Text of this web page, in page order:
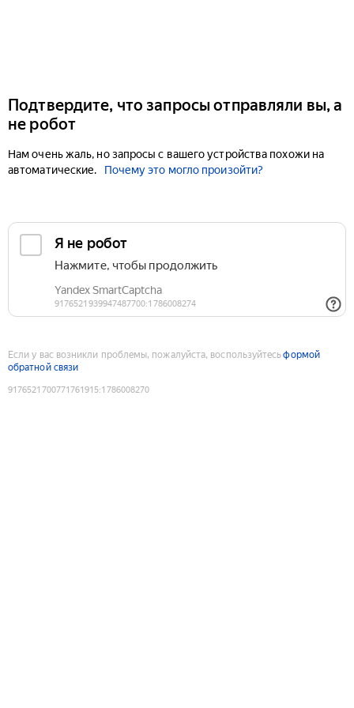
Подтвердите, что запросы отправляли вы, а
не робот
Нам очень жаль, но запросы с вашего устройства похожи на
автоматические.
Почему это могло произойти?
Если у вас возникли проблемы, пожалуйста, воспользуйтесьформой
обратной связи
9176521700771761915:1786008270